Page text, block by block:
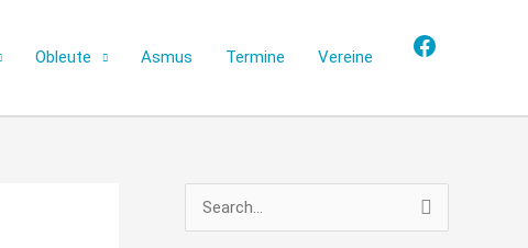
Obleute Asmus Termine Vereine
Facebook
u